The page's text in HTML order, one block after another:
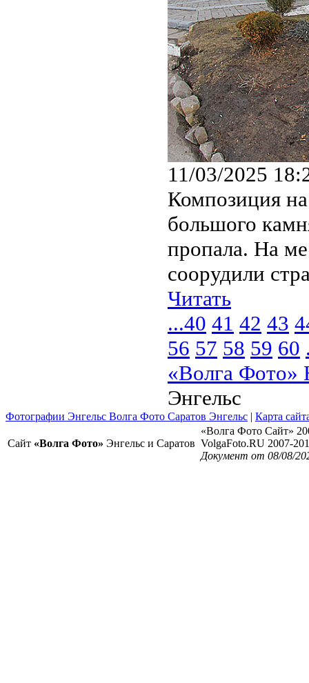
11/03/2025
Композиция
большого
пропала. На
соорудили
Читать
...40 41 42 43
56 57 58 59 60
«Волга Фото»
Энгельс
Фотографии Энгельс Волга Фото Саратов Энгельс | Карта
Сайт «Волга Фото» Энгельс и Саратов
«Волга Фото Сайт»
VolgaFoto.RU 2007-
Документ от 08/08/